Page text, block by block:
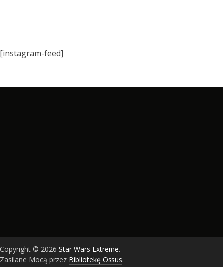
[instagram-feed]
Copyright © 2026 Star Wars Extreme.
Zasilane Mocą przez Bibliotekę Ossus.